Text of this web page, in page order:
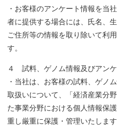
・お客様のアンケート情報を当
者に提供する場合には、氏名、
ご住所等の情報を取り除いて利
す。
４ 試料、ゲノム情報及びアン
・当社は、お客様の試料、ゲノ
取扱いについて、「経済産業分
た事業分野における個人情報保
重し厳重に保護・管理いたします